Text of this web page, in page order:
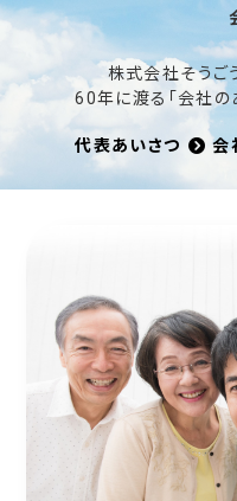
株式会社そうご
60年に渡る「会社の
代表あいさつ 会